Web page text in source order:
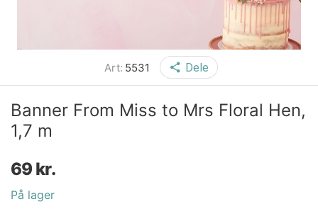
Art: 5531 Dele
Banner From Miss to Mrs Floral Hen,
1,7 m
69 kr.
På lager